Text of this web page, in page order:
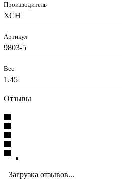
Производитель
ХСН
Артикул
9803-5
Вес
1.45
Отзывы
Загрузка отзывов...